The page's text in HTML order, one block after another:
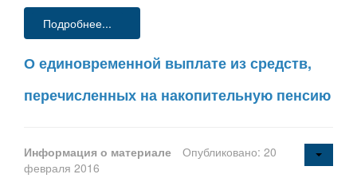
Подробнее...
О единовременной выплате из средств,
перечисленных на накопительную пенсию
Информация о материале
Опубликовано: 20
февраля 2016